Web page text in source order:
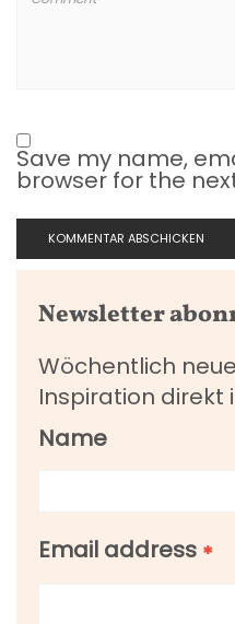
Save my name,
browser for the
Newsletter
Wöchentlich
Inspiration direkt
Name
Email address *